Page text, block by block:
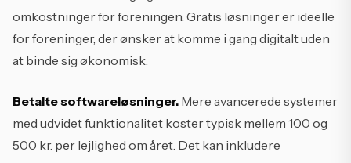
omkostninger for foreningen. Gratis løsninger er ideelle
for foreninger, der ønsker at komme i gang digitalt uden
at binde sig økonomisk.
Betalte softwareløsninger. Mere avancerede systemer
med udvidet funktionalitet koster typisk mellem 100 og
500 kr. per lejlighed om året. Det kan inkludere